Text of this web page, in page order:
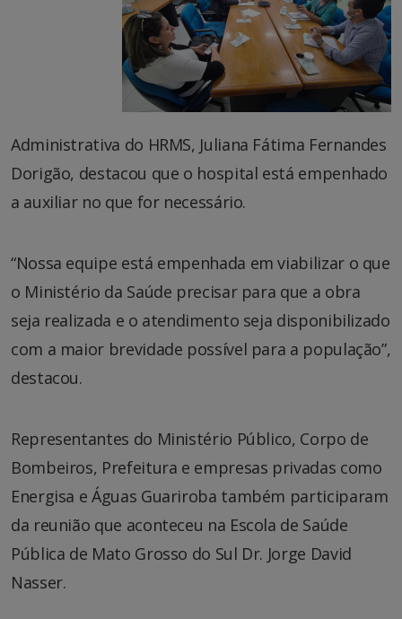
Administrativa do HRMS, Juliana Fátima Fernandes
Dorigão, destacou que o hospital está empenhado
a auxiliar no que for necessário.
“Nossa equipe está empenhada em viabilizar o que
o Ministério da Saúde precisar para que a obra
seja realizada e o atendimento seja disponibilizado
com a maior brevidade possível para a população”,
destacou.
Representantes do Ministério Público, Corpo de
Bombeiros, Prefeitura e empresas privadas como
Energisa e Águas Guariroba também participaram
da reunião que aconteceu na Escola de Saúde
Pública de Mato Grosso do Sul Dr. Jorge David
Nasser.